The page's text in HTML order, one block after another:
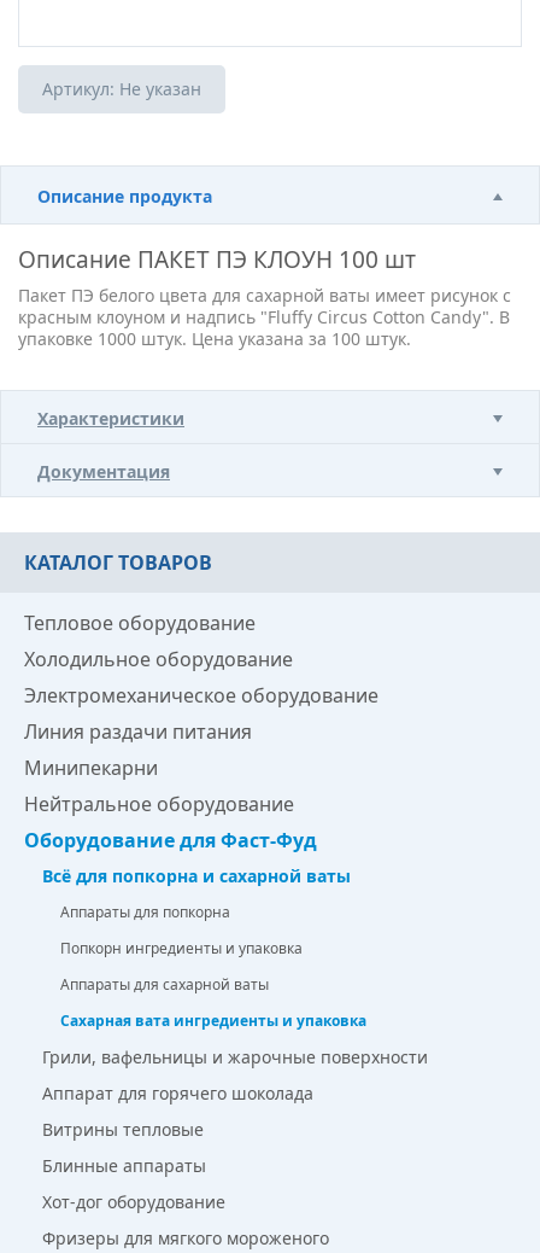
Артикул: Не указан
Описание продукта
Описание ПАКЕТ ПЭ КЛОУН 100 шт
Пакет ПЭ белого цвета для сахарной ваты имеет рисунок с
красным клоуном и надпись "Fluffy Circus Cotton Candy". В
упаковке 1000 штук. Цена указана за 100 штук.
Характеристики
Документация
КАТАЛОГ ТОВАРОВ
Тепловое оборудование
Холодильное оборудование
Электромеханическое оборудование
Линия раздачи питания
Минипекарни
Нейтральное оборудование
Оборудование для Фаст-Фуд
Всё для попкорна и сахарной ваты
Аппараты для попкорна
Попкорн ингредиенты и упаковка
Аппараты для сахарной ваты
Сахарная вата ингредиенты и упаковка
Грили, вафельницы и жарочные поверхности
Аппарат для горячего шоколада
Витрины тепловые
Блинные аппараты
Хот-дог оборудование
Фризеры для мягкого мороженого